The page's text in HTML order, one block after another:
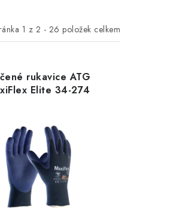
1 z 2 - 26 položek celkem
rukavice ATG
Elite 34-274